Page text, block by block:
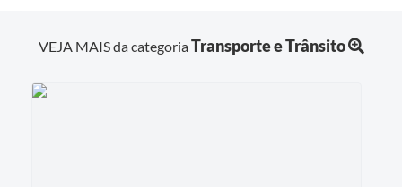
VEJA MAIS da categoriaTransporte e Trânsito